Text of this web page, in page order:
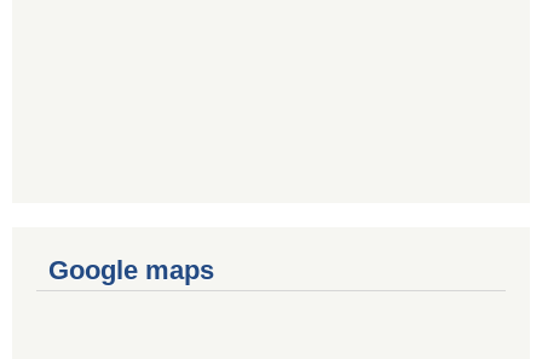
Google maps